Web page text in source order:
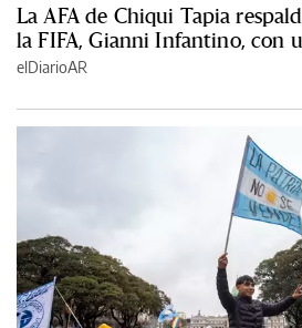
La AFA de Chiqui Tapia
la FIFA, Gianni Infantino, con
elDiarioAR